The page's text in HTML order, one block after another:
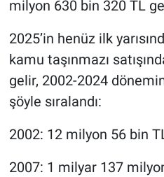
milyon 630 bin 320 TL
2025’in henüz ilk
kamu taşınmazı
gelir, 2002-2024
şöyle sıralandı:
2002: 12 milyon 56 bin
2007: 1 milyar 137